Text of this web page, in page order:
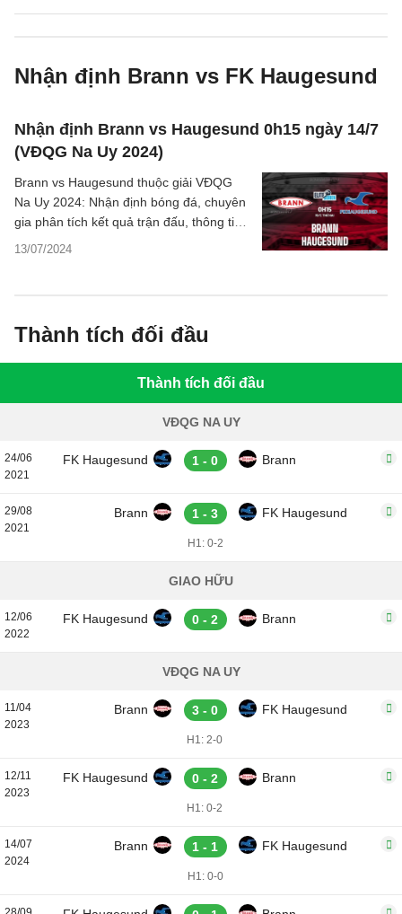
Nhận định Brann vs FK Haugesund
Nhận định Brann vs Haugesund 0h15 ngày 14/7
(VĐQG Na Uy 2024)
13/07/2024
Brann vs Haugesund thuộc giải VĐQG
Na Uy 2024: Nhận định bóng đá, chuyên
gia phân tích kết quả trận đấu, thông tin
dự đoán tỷ số, thống kê chi tiết.
Thành tích đối đầu
Thành tích đối đầu
VĐQG NA UY
24/06
2021
FK Haugesund 1 - 0 Brann
29/08
2021
Brann 1 - 3 FK Haugesund
H1: 0-2
GIAO HỮU
12/06
2022
FK Haugesund 0 - 2 Brann
VĐQG NA UY
11/04
2023
Brann 3 - 0 FK Haugesund
H1: 2-0
12/11
2023
FK Haugesund 0 - 2 Brann
H1: 0-2
14/07
2024
Brann 1 - 1 FK Haugesund
H1: 0-0